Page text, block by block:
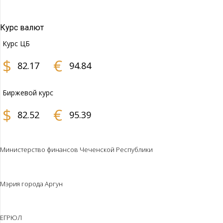
Курс валют
Курс ЦБ
$ 82.17 € 94.84
Биржевой курс
$ 82.52 € 95.39
Министерство финансов Чеченской Республики
Мэрия города Аргун
ЕГРЮЛ